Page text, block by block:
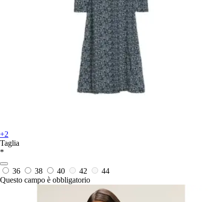
+2
Taglia
*
36 38 40 42
44
Questo campo è obbligatorio